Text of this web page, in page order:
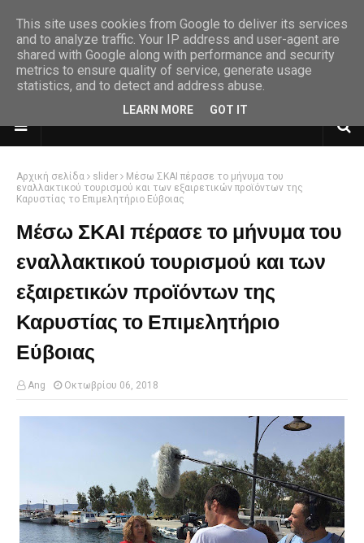
Αρχική σελίδα slider
Μέσω ΣΚΑΙ πέρασε το μήνυμα του
εναλλακτικού τουρισμού και των εξαιρετικών προϊόντων της
Καρυστίας το Επιμελητήριο Εύβοιας
Μέσω ΣΚΑΙ πέρασε το μήνυμα του
εναλλακτικού τουρισμού και των
εξαιρετικών προϊόντων της
Καρυστίας το Επιμελητήριο
Εύβοιας
Ang Οκτωβρίου 06, 2018
This site uses cookies from Google to deliver its services
and to analyze traffic. Your IP address and user-agent are
shared with Google along with performance and security
metrics to ensure quality of service, generate usage
statistics, and to detect and address abuse.
LEARN MORE GOT IT